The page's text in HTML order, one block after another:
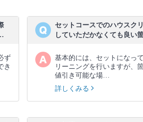
ず
き
セットコースでのハウスク
していただかなくても良い
基本的には、セットになっ
リーニングを行いますが、
値引き可能な場…
詳しくみる